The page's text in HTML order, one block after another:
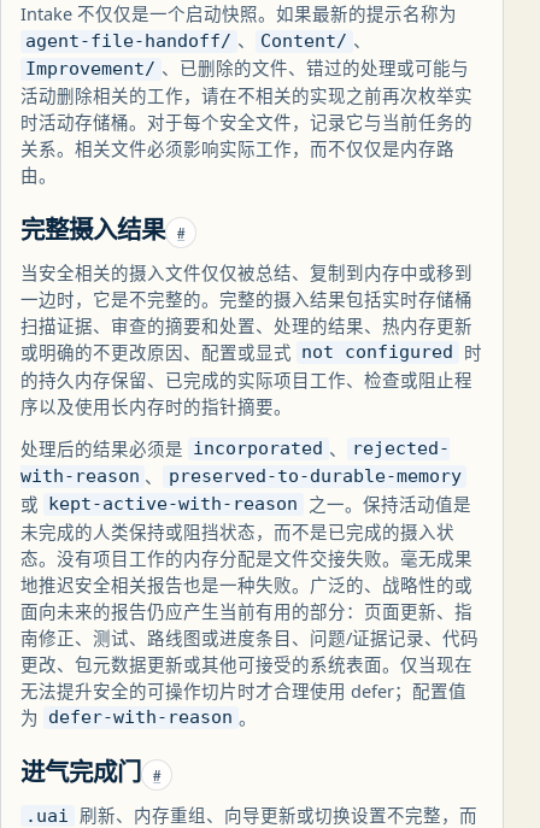
Intake 不仅仅是一个启动快照。如果最新的提示名称为
agent-file-handoff/ 、 Content/ 、
Improvement/ 、已删除的文件、错过的处理或可能与
活动删除相关的工作，请在不相关的实现之前再次枚举实
时活动存储桶。对于每个安全文件，记录它与当前任务的
关系。相关文件必须影响实际工作，而不仅仅是内存路
由。
完整摄入结果 #
当安全相关的摄入文件仅仅被总结、复制到内存中或移到
一边时，它是不完整的。完整的摄入结果包括实时存储桶
扫描证据、审查的摘要和处置、处理的结果、热内存更新
或明确的不更改原因、配置或显式
not configured
时
的持久内存保留、已完成的实际项目工作、检查或阻止程
序以及使用长内存时的指针摘要。
处理后的结果必须是
incorporated 、
rejected-
with-reason 、 preserved-to-durable-memory
或 kept-active-with-reason
之一。保持活动值是
未完成的人类保持或阻挡状态，而不是已完成的摄入状
态。没有项目工作的内存分配是文件交接失败。毫无成果
地推迟安全相关报告也是一种失败。广泛的、战略性的或
面向未来的报告仍应产生当前有用的部分：页面更新、指
南修正、测试、路线图或进度条目、问题/证据记录、代码
更改、包元数据更新或其他可接受的系统表面。仅当现在
无法提升安全的可操作切片时才合理使用 defer；配置值
为
defer-with-reason 。
进气完成门 #
.uai
刷新、内存重组、向导更新或切换设置不完整，而